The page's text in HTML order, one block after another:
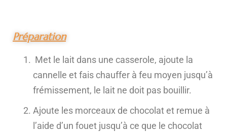
Préparation
Met le lait dans une casserole, ajoute la
cannelle et fais chauffer à feu moyen jusqu’à
frémissement, le lait ne doit pas bouillir.
Ajoute les morceaux de chocolat et remue à
l’aide d’un fouet jusqu’à ce que le chocolat